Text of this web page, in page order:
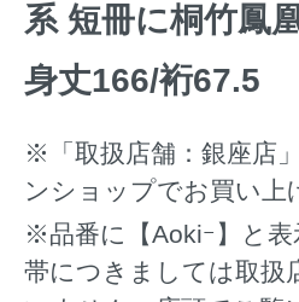
系 短冊に桐竹鳳
身丈166/裄67.5
※「取扱店舗：銀座店
ンショップでお買い上
※品番に【Aokiｰ】と
帯につきましては取扱